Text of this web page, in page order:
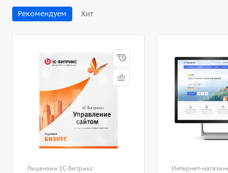
Рекомендуем Хит
Лицензии 1С-Битрикс Интернет-